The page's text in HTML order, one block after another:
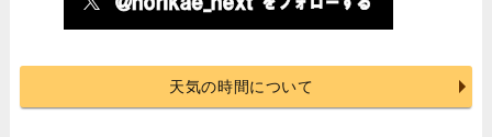
天気の時間について